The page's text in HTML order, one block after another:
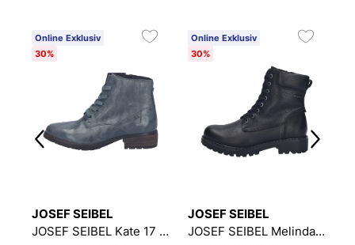
Online Exklusiv
30%
JOSEF SEIBEL
JOSEF SEIBEL Kate 17 | Stiefelette für Damen | Blau
Online Exklusiv
30%
JOSEF SEIBEL
JOSEF SEIBEL Melinda 27 | Stiefelette für Damen | Schwarz